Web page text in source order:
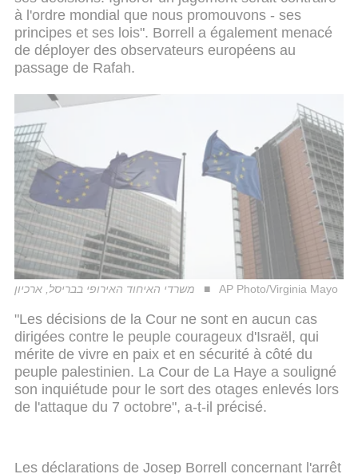
à l'ordre mondial que nous promouvons - ses
principes et ses lois". Borrell a également menacé
de déployer des observateurs européens au
passage de Rafah.
משרדי האיחוד האירופי בבריסל, ארכיון AP Photo/Virginia Mayo
"Les décisions de la Cour ne sont en aucun cas
dirigées contre le peuple courageux d'Israël, qui
mérite de vivre en paix et en sécurité à côté du
peuple palestinien. La Cour de La Haye a souligné
son inquiétude pour le sort des otages enlevés lors
de l'attaque du 7 octobre", a-t-il précisé.
Les déclarations de Josep Borrell concernant l'arrêt